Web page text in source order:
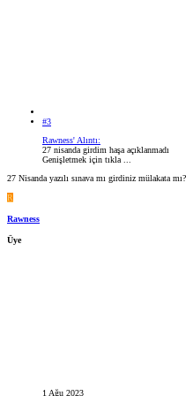
#3
Rawness' Alıntı:
27 nisanda girdim haşa açıklanmadı
Genişletmek için tıkla ...
27 Nisanda yazılı sınava mı girdiniz mülakata mı?
R
Rawness
Üye
1 Ağu 2023